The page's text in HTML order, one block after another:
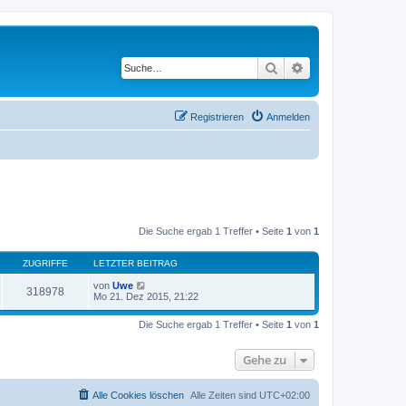
Suche
Anmelden
Registrieren
Die Suche ergab 1 Treffer • Seite 1 von 1
ZUGRIFFE LETZTER BEITRAG
318978 von Uwe
Mo 21. Dez 2015, 21:22
Die Suche ergab 1 Treffer • Seite 1 von 1
Gehe zu
Alle Zeiten sind UTC+02:00
Alle Cookies löschen